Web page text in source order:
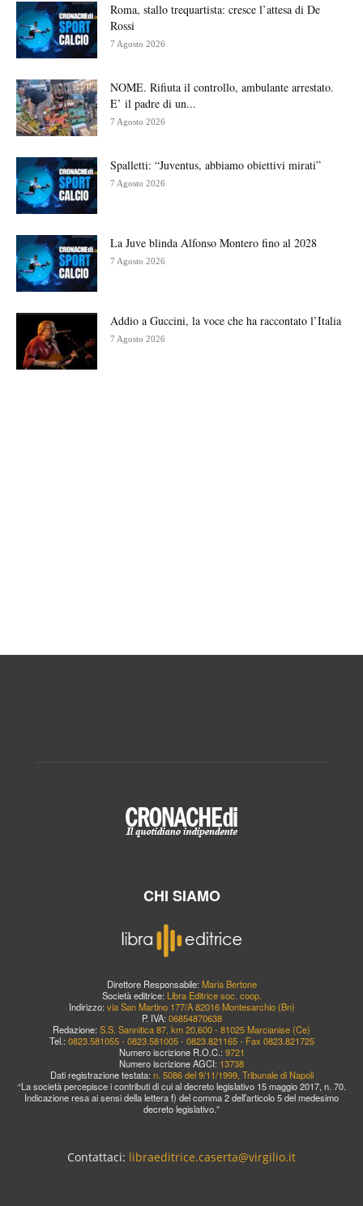
Roma, stallo trequartista: cresce l’attesa di De
Rossi
7 Agosto 2026
NOME. Rifiuta il controllo, ambulante arrestato.
E’ il padre di un...
7 Agosto 2026
Spalletti: “Juventus, abbiamo obiettivi mirati”
7 Agosto 2026
La Juve blinda Alfonso Montero fino al 2028
7 Agosto 2026
Addio a Guccini, la voce che ha raccontato l’Italia
7 Agosto 2026
CHI SIAMO
Direttore Responsabile: Maria Bertone
Società editrice: Libra Editrice soc. coop.
Indirizzo: via San Martino 177/A 82016 Montesarchio (Bn)
P. IVA: 06854870638
Redazione: S.S. Sannitica 87, km 20,600 - 81025 Marcianise (Ce)
Tel.: 0823.581055 - 0823.581005 - 0823.821165 - Fax 0823.821725
Numero iscrizione R.O.C.: 9721
Numero iscrizione AGCI: 13738
Dati registrazione testata: n. 5086 del 9/11/1999, Tribunale di Napoli
“La società percepisce i contributi di cui al decreto legislativo 15 maggio 2017, n. 70.
Indicazione resa ai sensi della lettera f) del comma 2 dell’articolo 5 del medesimo
decreto legislativo.”
Contattaci: libraeditrice.caserta@virgilio.it